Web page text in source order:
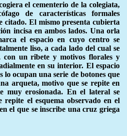
el cementerio de la colegiata,
de características formales
citado. El mismo presenta cubierta
incisa en ambos lados. Una orla
el espacio en cuyo centro se
liso, a cada lado del cual se
con un ribete y motivos florales y
en su interior. El espacio
lo ocupan una serie de botones que
arqueta, motivo que se repite en
muy erosionada. En el lateral se
repite el esquema observado en el
el que se inscribe una cruz griega